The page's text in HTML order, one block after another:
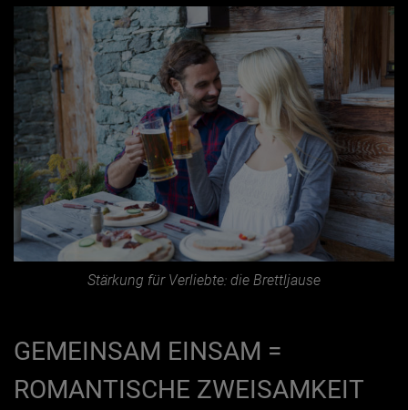
Stärkung für Verliebte: die Brettljause
GEMEINSAM EINSAM =
ROMANTISCHE ZWEISAMKEIT